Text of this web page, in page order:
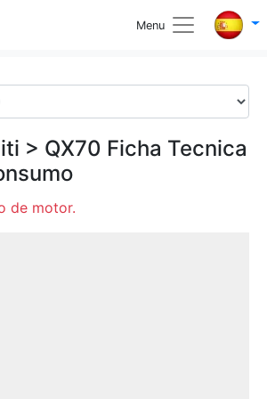
Menu
> QX70 Ficha Tecnica
de motor.